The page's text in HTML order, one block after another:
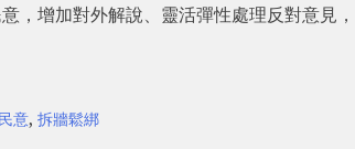
，增加對外解說、靈活彈性處理反對意見，
意,拆牆鬆綁